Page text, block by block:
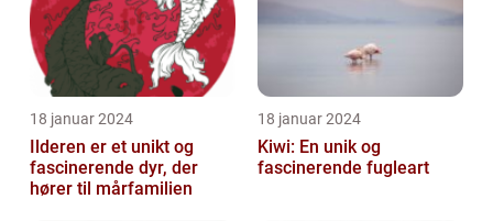
18 januar 2024
Ilderen er et unikt og
fascinerende dyr, der
hører til mårfamilien
18 januar 2024
Kiwi: En unik og
fascinerende fugleart